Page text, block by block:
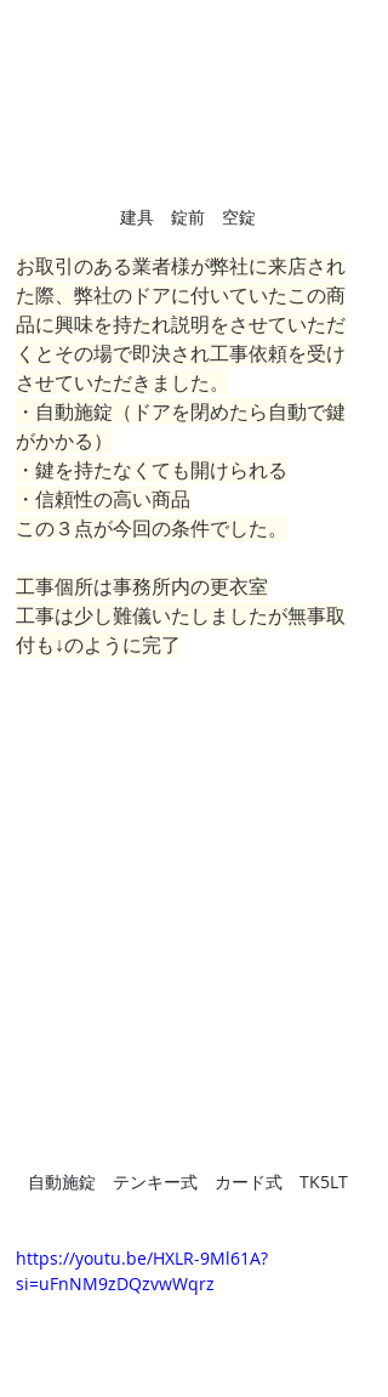
建具　錠前　空錠
お取引のある業者様が弊社に来店され
た際、弊社のドアに付いていたこの商
品に興味を持たれ説明をさせていただ
くとその場で即決され工事依頼を受け
させていただきました。
・自動施錠（ドアを閉めたら自動で鍵
がかかる）
・鍵を持たなくても開けられる
・信頼性の高い商品
この３点が今回の条件でした。
工事個所は事務所内の更衣室
工事は少し難儀いたしましたが無事取
付も↓のように完了
自動施錠　テンキー式　カード式　TK5LT
https://youtu.be/HXLR-9Ml61A?
si=uFnNM9zDQzvwWqrz